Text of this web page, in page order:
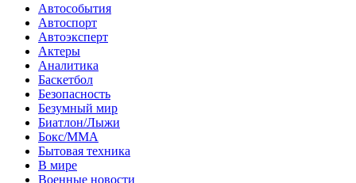
Автособытия
Автоспорт
Автоэксперт
Актеры
Аналитика
Баскетбол
Безопасность
Безумный мир
Биатлон/Лыжи
Бокс/MMA
Бытовая техника
В мире
Военные новости